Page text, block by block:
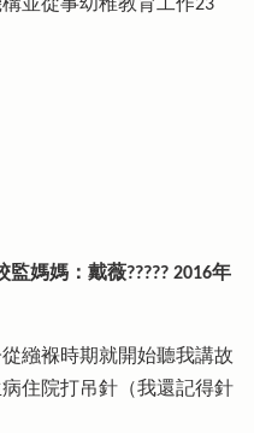
並從事幼稚教育工作23
媽媽：戴薇????? 2016年
繈褓時期就開始聽我講故
住院打吊針（我還記得針